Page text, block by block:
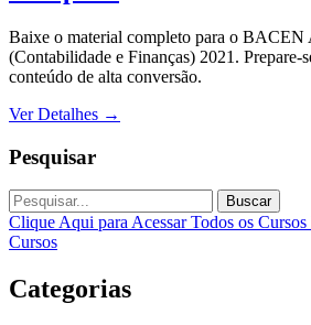
Baixe o material completo para o BACEN
(Contabilidade e Finanças) 2021. Prepare-
conteúdo de alta conversão.
Ver Detalhes →
Pesquisar
Buscar
Clique Aqui para Acessar Todos os Cursos
Cursos
Categorias